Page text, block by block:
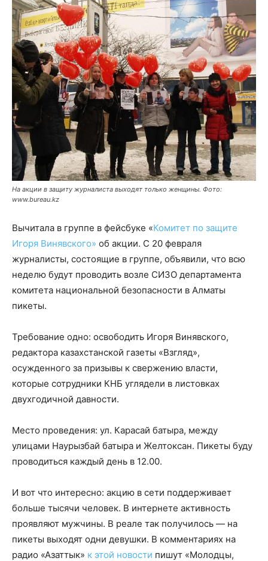
На акции в защиту журналиста выходят только женщины. Фото:
www.bureau.kz
Вычитала в группе в фейсбуке «Комитет по защите
Игоря Винявского» об акции. С 20 февраля
журналисты, состоящие в группе, объявили, что всю
неделю будут проводить возле СИЗО департамента
комитета национальной безопасности в Алматы
пикеты.
Требование одно: освободить Игоря Винявского,
редактора казахстанской газеты «Взгляд»,
осужденного за призывы к свержению власти,
которые сотрудники КНБ углядели в листовках
двухгодичной давности.
Место проведения: ул. Карасай батыра, между
улицами Наурызбай батыра и Желтоксан. Пикеты буду
проводиться каждый день в 12.00.
И вот что интересно: акцию в сети поддерживает
больше тысячи человек. В интернете активность
проявляют мужчины. В реале так получилось — на
пикеты выходят одни девушки. В комментариях на
радио «Азаттык» к этой новости пишут «Молодцы,